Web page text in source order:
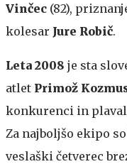
Vinčec (82),
kolesar Jure Robič.
Leta 2008 je sta
atlet Primož
konkurenci in
Za najboljšo ekipo
veslaški četverec